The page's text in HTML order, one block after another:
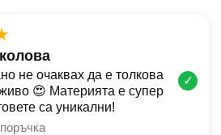
не очаквах да е толкова
😍 Материята е супер
са уникални!
✓